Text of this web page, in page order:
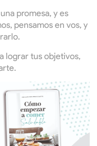
promesa, y es
pensamos en vos, y
lograr tus objetivos,